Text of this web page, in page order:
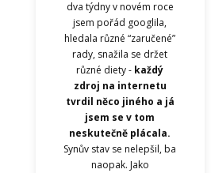
dva týdny v novém roce
jsem pořád googlila,
hledala různé “zaručené”
rady, snažila se držet
různé diety - každý
zdroj na internetu
tvrdil něco jiného a já
jsem se v tom
neskutečně plácala.
Synův stav se nelepšil, ba
naopak. Jako